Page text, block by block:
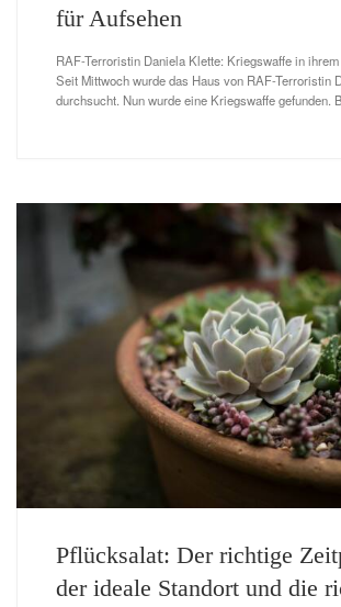
für Aufsehen
RAF-Terroristin Daniela Klette: Kriegswaffe in
Seit Mittwoch wurde das Haus von RAF-Terroristin
durchsucht. Nun wurde eine Kriegswaffe gefunden.
Pflücksalat: Der richtige
der ideale Standort und die